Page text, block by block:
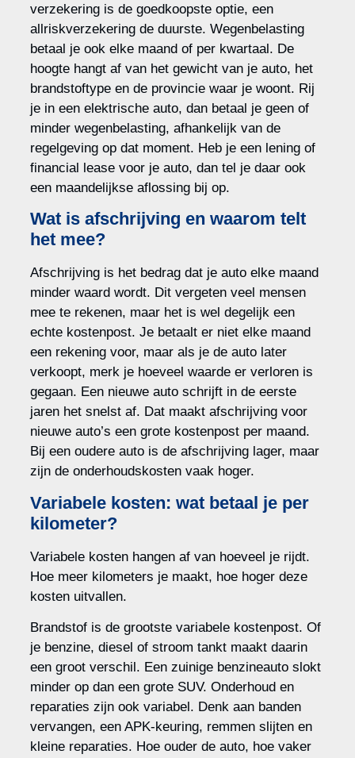
verzekering is de goedkoopste optie, een
allriskverzekering de duurste. Wegenbelasting
betaal je ook elke maand of per kwartaal. De
hoogte hangt af van het gewicht van je auto, het
brandstoftype en de provincie waar je woont. Rij
je in een elektrische auto, dan betaal je geen of
minder wegenbelasting, afhankelijk van de
regelgeving op dat moment. Heb je een lening of
financial lease voor je auto, dan tel je daar ook
een maandelijkse aflossing bij op.
Wat is afschrijving en waarom telt
het mee?
Afschrijving is het bedrag dat je auto elke maand
minder waard wordt. Dit vergeten veel mensen
mee te rekenen, maar het is wel degelijk een
echte kostenpost. Je betaalt er niet elke maand
een rekening voor, maar als je de auto later
verkoopt, merk je hoeveel waarde er verloren is
gegaan. Een nieuwe auto schrijft in de eerste
jaren het snelst af. Dat maakt afschrijving voor
nieuwe auto’s een grote kostenpost per maand.
Bij een oudere auto is de afschrijving lager, maar
zijn de onderhoudskosten vaak hoger.
Variabele kosten: wat betaal je per
kilometer?
Variabele kosten hangen af van hoeveel je rijdt.
Hoe meer kilometers je maakt, hoe hoger deze
kosten uitvallen.
Brandstof is de grootste variabele kostenpost. Of
je benzine, diesel of stroom tankt maakt daarin
een groot verschil. Een zuinige benzineauto slokt
minder op dan een grote SUV. Onderhoud en
reparaties zijn ook variabel. Denk aan banden
vervangen, een APK-keuring, remmen slijten en
kleine reparaties. Hoe ouder de auto, hoe vaker